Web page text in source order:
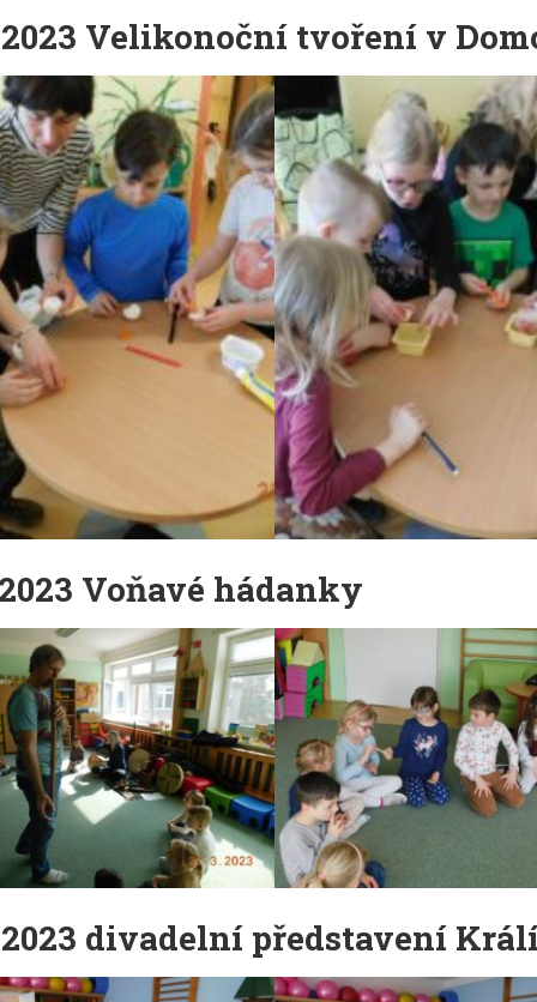
Velikonoční tvoření v
Voňavé hádanky
divadelní představení